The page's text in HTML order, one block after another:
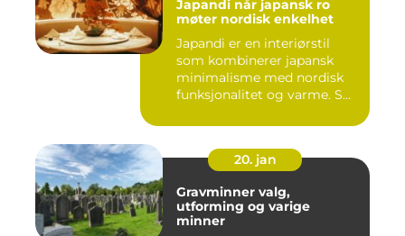
Japandi når japansk ro
møter nordisk enkelhet
Japandi er en interiørstil
som kombinerer japansk
minimalisme med nordisk
funksjonalitet og varme. S...
20. jan
Gravminner valg,
utforming og varige
minner